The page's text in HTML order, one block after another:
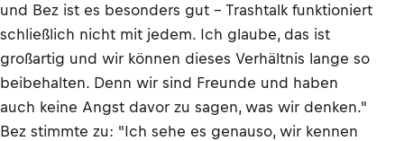
und Bez ist es besonders gut – Trashtalk funktioniert
schließlich nicht mit jedem. Ich glaube, das ist
großartig und wir können dieses Verhältnis lange so
beibehalten. Denn wir sind Freunde und haben
auch keine Angst davor zu sagen, was wir denken."
Bez stimmte zu: "Ich sehe es genauso, wir kennen